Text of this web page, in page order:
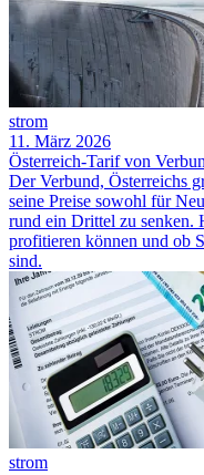
strom
11. März 2026
Österreich-Tarif von
Der Verbund, Österreichs
seine Preise sowohl für
rund ein Drittel zu senken.
profitieren können und ob
sind.
strom